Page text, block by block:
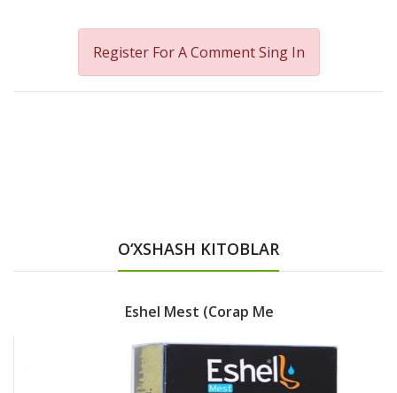
Register For A CommentSing In
O‘XSHASH KITOBLAR
Eshel Mest (Corap Me